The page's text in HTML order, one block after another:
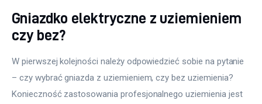
Gniazdko elektryczne z uziemieniem
czy bez?
W pierwszej kolejności należy odpowiedzieć sobie na pytanie
– czy wybrać gniazda z uziemieniem, czy bez uziemienia?
Konieczność zastosowania profesjonalnego uziemienia jest